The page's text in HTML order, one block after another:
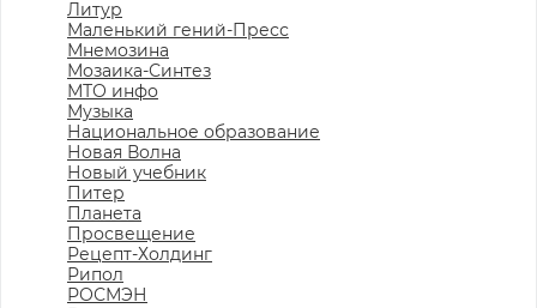
Литур
Маленький гений-Пресс
Мнемозина
Мозаика-Синтез
МТО инфо
Музыка
Национальное образование
Новая Волна
Новый учебник
Питер
Планета
Просвещение
Рецепт-Холдинг
Рипол
РОСМЭН